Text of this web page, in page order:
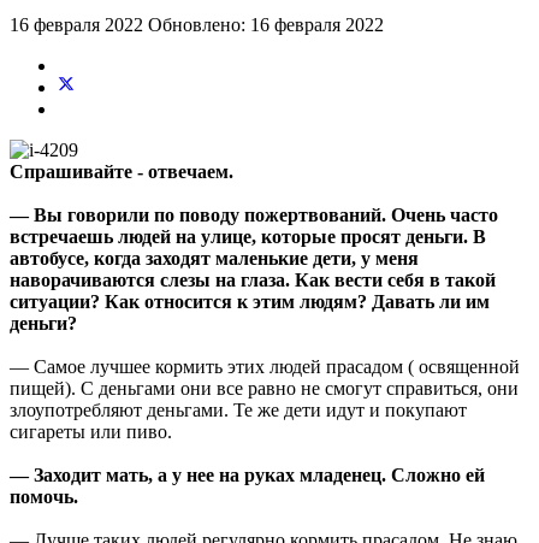
16 февраля 2022 Обновлено: 16 февраля 2022
Спрашивайте - отвечаем.
— Вы говорили по поводу пожертвований. Очень часто
встречаешь людей на улице, которые просят деньги. В
автобусе, когда заходят маленькие дети, у меня
наворачиваются слезы на глаза. Как вести себя в такой
ситуации? Как относится к этим людям? Давать ли им
деньги?
— Самое лучшее кормить этих людей прасадом ( освященной
пищей). С деньгами они все равно не смогут справиться, они
злоупотребляют деньгами. Те же дети идут и покупают
сигареты или пиво.
— Заходит мать, а у нее на руках младенец. Сложно ей
помочь.